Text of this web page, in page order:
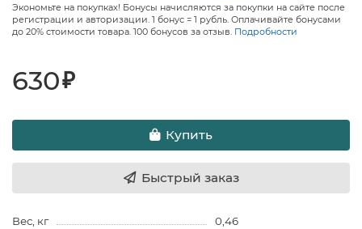
Экономьте на покупках! Бонусы начисляются за покупки на сайте после
регистрации и авторизации. 1 бонус = 1 рубль. Оплачивайте бонусами
до 20% стоимости товара. 100 бонусов за отзыв. Подробности
630₽
Купить
Быстрый заказ
Вес, кг
0,46